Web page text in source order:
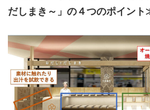
だしまき～」の４つのポイン